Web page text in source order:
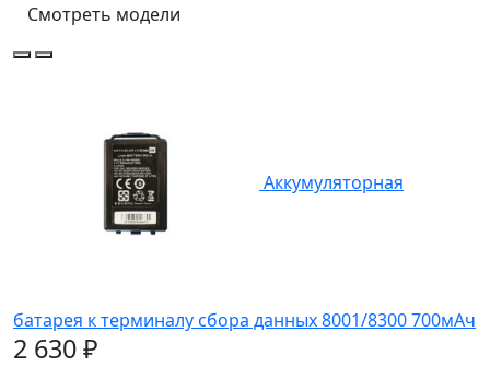
Смотреть модели
Аккумуляторная
батарея к терминалу сбора данных 8001/8300 700мАч
2 630 ₽